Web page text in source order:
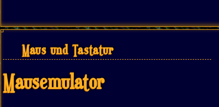
Maus und Tastatur
Mausemulator